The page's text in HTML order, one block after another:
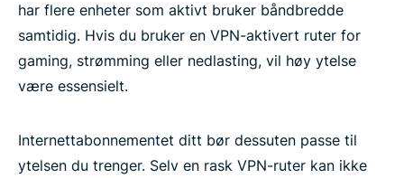
har flere enheter som aktivt bruker båndbredde
samtidig. Hvis du bruker en VPN-aktivert ruter for
gaming, strømming eller nedlasting, vil høy ytelse
være essensielt.
Internettabonnementet ditt bør dessuten passe til
ytelsen du trenger. Selv en rask VPN-ruter kan ikke